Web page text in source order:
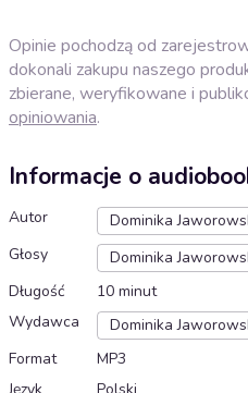
Opinie pochodzą od
dokonali zakupu naszego
zbierane, weryfikowane i
opiniowania.
Informacje o
Autor
Dominika
Głosy
Dominika
Długość
10 minut
Wydawca
Dominika
Format
MP3